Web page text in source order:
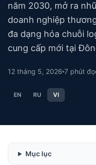
năm 2030, mở ra
doanh nghiệp
đa dạng hóa chuỗi
cung cấp mới tại
12 tháng 5, 2026 7 phút
EN RU VI
Mục lục